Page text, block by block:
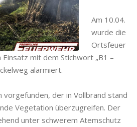
Baum
,Einsatzabteilung,
,Sarstedt
Am 10.04.
wurde die
Ortsfeuer
mit dem Stichwort „B1 –
alarmiert.
vorgefunden, der in Vollbrand stand
Vegetation überzugreifen. Der
unter schwerem Atemschutz